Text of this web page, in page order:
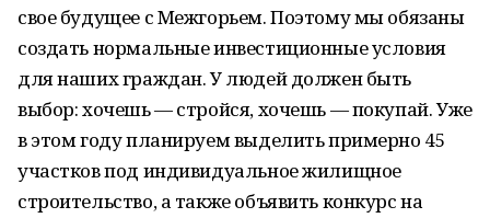
свое будущее с Межгорьем. Поэтому мы обязаны
создать нормальные инвестиционные условия
для наших граждан. У людей должен быть
выбор: хочешь — стройся, хочешь — покупай. Уже
в этом году планируем выделить примерно 45
участков под индивидуальное жилищное
строительство, а также объявить конкурс на